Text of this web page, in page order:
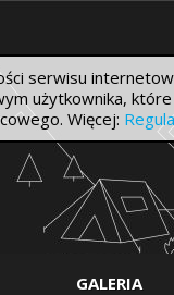
GALERIA
serwisu
użytkownika,
Więcej: